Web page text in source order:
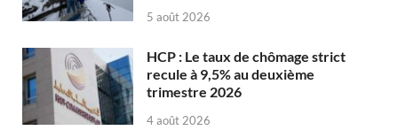
5 août 2026
HCP : Le taux de chômage strict
recule à 9,5% au deuxième
trimestre 2026
4 août 2026